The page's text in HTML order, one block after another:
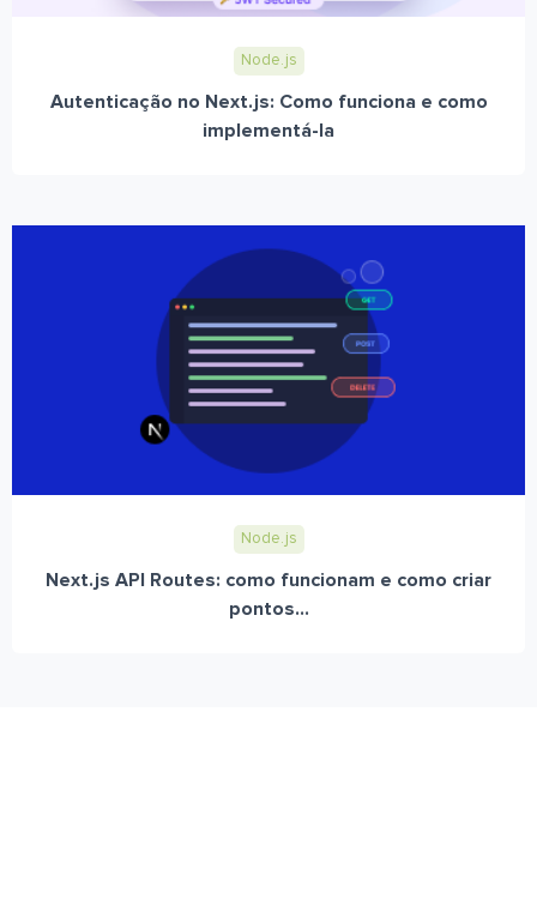
Node.js
Autenticação no Next.js: Como funciona e como
implementá-la
Node.js
Next.js API Routes: como funcionam e como criar
pontos...